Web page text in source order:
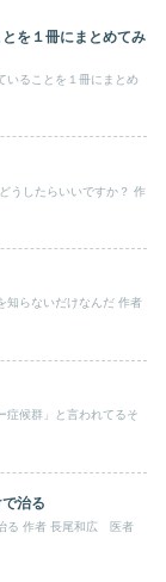
を１冊にまとめてみ
いることを１冊にまとめ
うしたらいいですか？ 作
知らないだけなんだ 作者
症候群」と言われてるそ
治る
る 作者 長尾和広 医者